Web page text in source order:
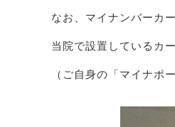
なお、マイナンバーカ
当院で設置しているカ
（ご自身の「マイナポ